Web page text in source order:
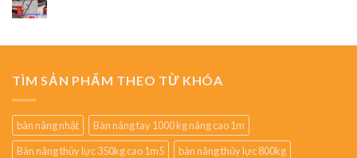
TÌM SẢN PHẨM THEO TỪ KHÓA
bàn nâng nhật
Bàn nâng tay 1000 kg nâng cao 1m
Bàn nâng thủy lực 350kg cao 1m5
bàn nâng thủy lực 800kg